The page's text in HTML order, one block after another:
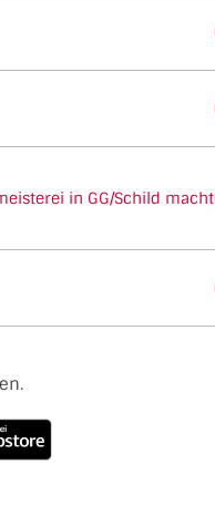
in GG/Schild macht
hören